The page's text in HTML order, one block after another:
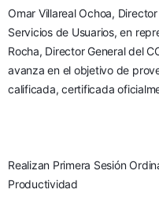
Omar Villareal Ochoa,
Servicios de Usuarios, en
Rocha, Director General del
avanza en el objetivo de
calificada, certificada
Realizan Primera Sesión
Productividad